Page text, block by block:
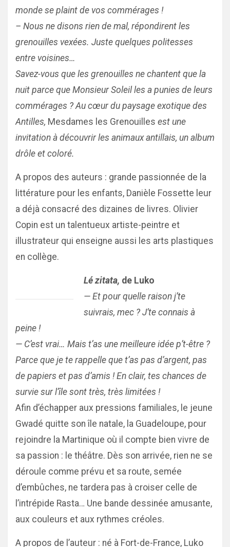
monde se plaint de vos commérages !
– Nous ne disons rien de mal, répondirent les
grenouilles vexées. Juste quelques politesses
entre voisines…
Savez-vous que les grenouilles ne chantent que la
nuit parce que Monsieur Soleil les a punies de leurs
commérages ? Au cœur du paysage exotique des
Antilles, Mesdames les Grenouilles est une
invitation à découvrir les animaux antillais, un album
drôle et coloré.
A propos des auteurs : grande passionnée de la
littérature pour les enfants, Danièle Fossette leur
a déjà consacré des dizaines de livres. Olivier
Copin est un talentueux artiste-peintre et
illustrateur qui enseigne aussi les arts plastiques
en collège.
Lé zitata, de Luko
— Et pour quelle raison j’te
suivrais, mec ? J’te connais à
peine !
— C’est vrai… Mais t’as une meilleure idée p’t-être ?
Parce que je te rappelle que t’as pas d’argent, pas
de papiers et pas d’amis ! En clair, tes chances de
survie sur l’île sont très, très limitées !
Afin d’échapper aux pressions familiales, le jeune
Gwadé quitte son île natale, la Guadeloupe, pour
rejoindre la Martinique où il compte bien vivre de
sa passion : le théâtre. Dès son arrivée, rien ne se
déroule comme prévu et sa route, semée
d’embûches, ne tardera pas à croiser celle de
l’intrépide Rasta… Une bande dessinée amusante,
aux couleurs et aux rythmes créoles.
A propos de l’auteur : né à Fort-de-France, Luko